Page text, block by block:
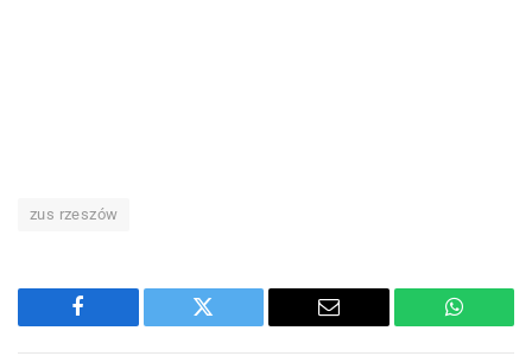
zus rzeszów
Facebook Twitter Email